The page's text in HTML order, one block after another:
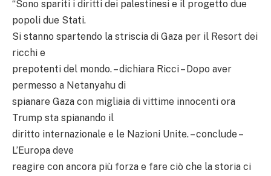
“Sono spariti i diritti dei palestinesi e il progetto due
popoli due Stati.
Si stanno spartendo la striscia di Gaza per il Resort dei
ricchi e
prepotenti del mondo. – dichiara Ricci – Dopo aver
permesso a Netanyahu di
spianare Gaza con migliaia di vittime innocenti ora
Trump sta spianando il
diritto internazionale e le Nazioni Unite. – conclude –
L’Europa deve
reagire con ancora più forza e fare ciò che la storia ci